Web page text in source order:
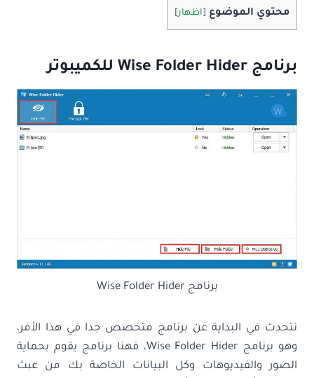
محتوي الموضوع [اظهار]
برنامج Wise Folder Hider للكميبوتر
برنامج Wise Folder Hider
نتحدث في البداية عن برنامج متخصص جدا في هذا الأمر،
وهو برنامج Wise Folder Hider، فهنا برنامج يقوم بحماية
الصور والفيديوهات وكل البيانات الخاصة بك من عبث